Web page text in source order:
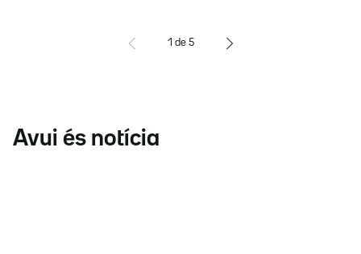
1 de 5
Avui és notícia